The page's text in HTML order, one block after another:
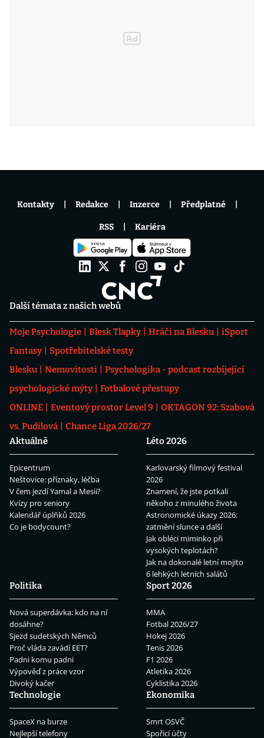
Další témata z našich webů
Moje Psychologie Blesk Tlapky Hráči na Blesku
iSport
Fantasy
Spotřebitelské testy
Blesku
Nemovitosti
Psychologika - podcast rozbíjející
psychologické mýty
Fotbalové přestupy
ONLINE
Eventový prostor Level 9
OKTAGON 92: Szabová
vs. Pudilová
Chance Liga 2026/27
Aktuálně
Epicentrum
Neštovice: příznaky, léčba
V čem jezdí Yamal a Mesii?
Kvízy pro seniory
Kalendář úplňků 2026
Co je bodycount?
Léto 2026
Karlovarský filmový festival
2026
Znamení, že jste potkali
někoho z minulého života
Astronomické úkazy 2026:
zatmění slunce a další
Jak obléci miminko při
vysokých teplotách?
Jak na dokonalé letní mojito
6 lehkých letních salátů
Politika
Nová superdávka: kdo na ní
dosáhne?
Sjezd sudetských Němců
Proč vláda zavádí EET?
Padni komu padni
Výpověď z práce vzor
Divoký kačer
Sport 2026
MMA
Fotbal 2026/27
Hokej 2026
Tenis 2026
F1 2026
Atletika 2026
Cyklistika 2026
Technologie
SpaceX na burze
Nejlepší telefony
Ekonomika
Smrt OSVČ
Spořicí účty
Kontakty Redakce Inzerce Předplatné
RSS Kariéra